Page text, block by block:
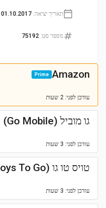
תאריך יציאה:
01.10.2017
מספר סט:
75192
Amazon
Prime
עודכן לפני: 2 שעות
גו מוביל (Go Mobile)
עודכן לפני: 3 שעות
טויס טו גו (Toys To Go)
עודכן לפני: 3 שעות